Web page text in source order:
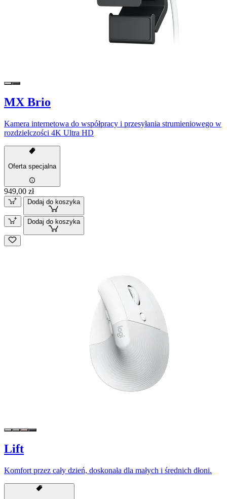
MX Brio
Kamera internetowa do współpracy i przesyłania strumieniowego w
rozdzielczości 4K Ultra HD
Oferta specjalna
949,00 zł
Dodaj do koszyka
Dodaj do koszyka
Lift
Komfort przez cały dzień, doskonała dla małych i średnich dłoni.